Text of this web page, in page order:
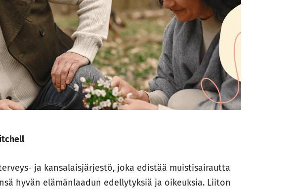
ja kansalaisjärjestö, joka edistää muistisairautta
hyvän elämänlaadun edellytyksiä ja oikeuksia. Liiton